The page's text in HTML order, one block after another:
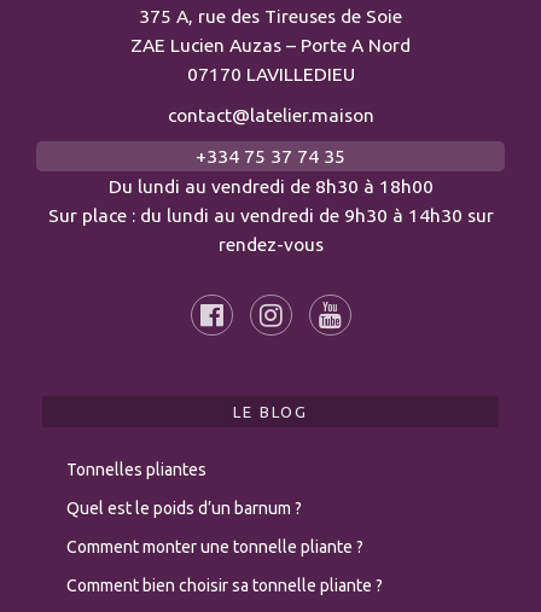
375 A, rue des Tireuses de Soie
ZAE Lucien Auzas – Porte A Nord
07170 LAVILLEDIEU
contact@latelier.maison
+334 75 37 74 35
Du lundi au vendredi de 8h30 à 18h00
Sur place : du lundi au vendredi de 9h30 à 14h30 sur
rendez-vous
LE BLOG
Tonnelles pliantes
Quel est le poids d’un barnum ?
Comment monter une tonnelle pliante ?
Comment bien choisir sa tonnelle pliante ?